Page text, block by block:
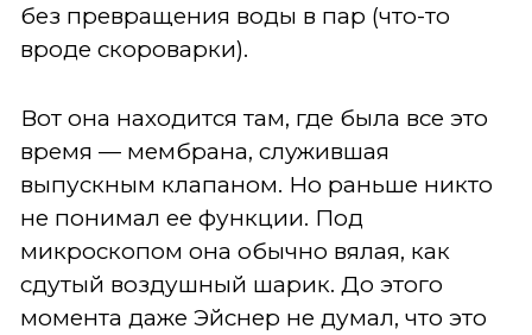
без превращения воды в пар (что-то
вроде скороварки).
Вот она находится там, где была все это
время — мембрана, служившая
выпускным клапаном. Но раньше никто
не понимал ее функции. Под
микроскопом она обычно вялая, как
сдутый воздушный шарик. До этого
момента даже Эйснер не думал, что это